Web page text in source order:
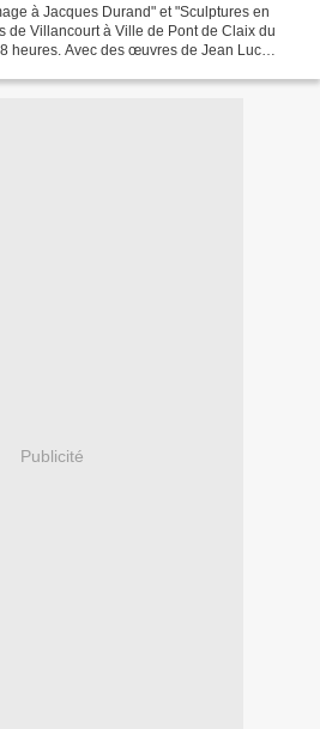
à Jacques Durand" et "Sculptures en
de Villancourt à Ville de Pont de Claix du
heures. Avec des œuvres de Jean Luc
Publicité